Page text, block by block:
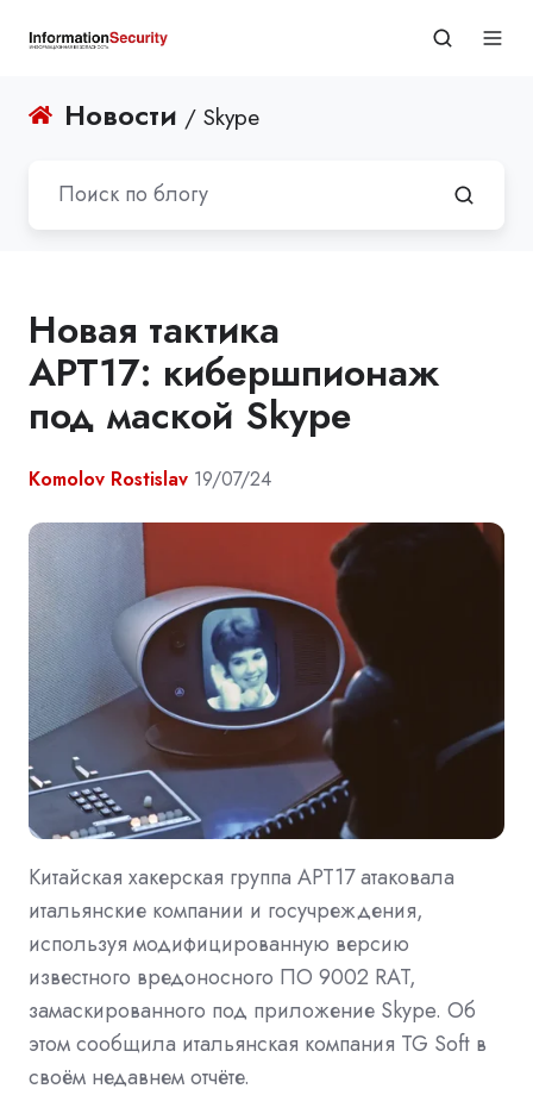
Новости / Skype
Новая тактика
APT17: кибершпионаж
под маской Skype
Komolov Rostislav 19/07/24
Китайская хакерская группа APT17 атаковала
итальянские компании и госучреждения,
используя модифицированную версию
известного вредоносного ПО 9002 RAT,
замаскированного под приложение Skype. Об
этом сообщила итальянская компания TG Soft в
своём недавнем отчёте.